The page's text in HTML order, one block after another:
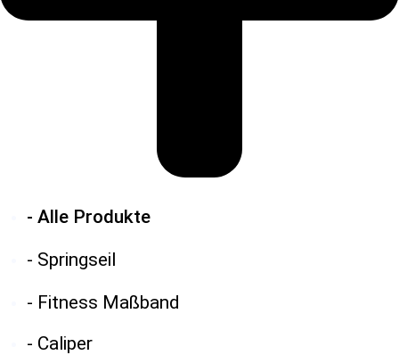
- Alle Produkte
- Springseil
- Fitness Maßband
- Caliper